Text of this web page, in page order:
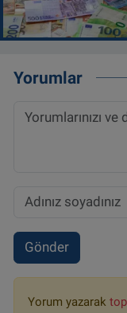
Yorumlar
Gönder
Yorum yazarak